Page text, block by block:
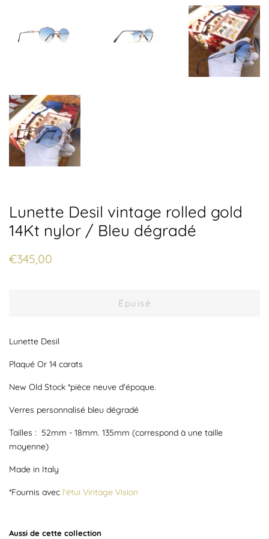
Lunette Desil vintage rolled gold
14Kt nylor / Bleu dégradé
Prix
€345,00
Épuisé
Lunette Desil
Plaqué Or 14 carats
New Old Stock *pièce neuve d'époque.
Verres personnalisé bleu dégradé
Tailles : 52mm - 18mm. 135mm (correspond à une taille
moyenne)
Made in Italy
*Fournis avec l'étui Vintage Vision
Aussi de cette collection